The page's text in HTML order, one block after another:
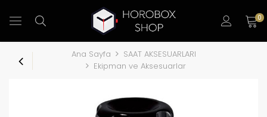
0
Ana Sayfa
SAAT AKSESUARLARI
Ekipman ve Aksesuarlar